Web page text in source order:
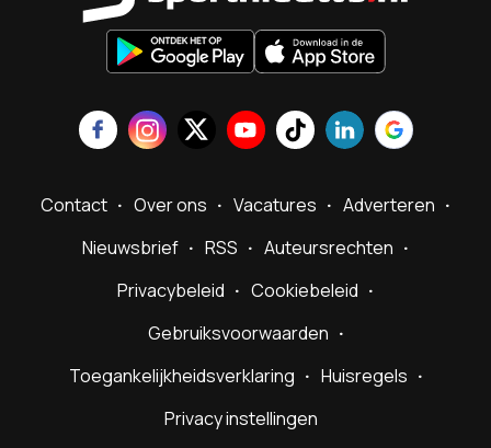
Contact Over ons Vacatures
Adverteren
Nieuwsbrief
RSS
Auteursrechten
Privacybeleid
Cookiebeleid
Gebruiksvoorwaarden
Toegankelijkheidsverklaring
Huisregels
Privacy instellingen